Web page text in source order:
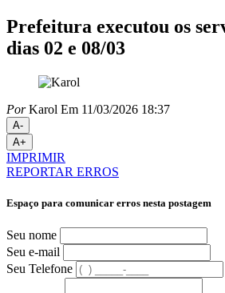
Prefeitura executou os
dias 02 e 08/03
PorKarol Em 11/03/2026 18:37
A-
A+
IMPRIMIR
REPORTAR ERROS
Espaço para comunicar erros nesta postagem
Seu nome
Seu e-mail
Seu Telefone